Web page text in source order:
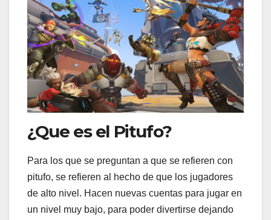
¿Que es el Pitufo?
Para los que se preguntan a que se refieren con
pitufo, se refieren al hecho de que los jugadores
de alto nivel. Hacen nuevas cuentas para jugar en
un nivel muy bajo, para poder divertirse dejando